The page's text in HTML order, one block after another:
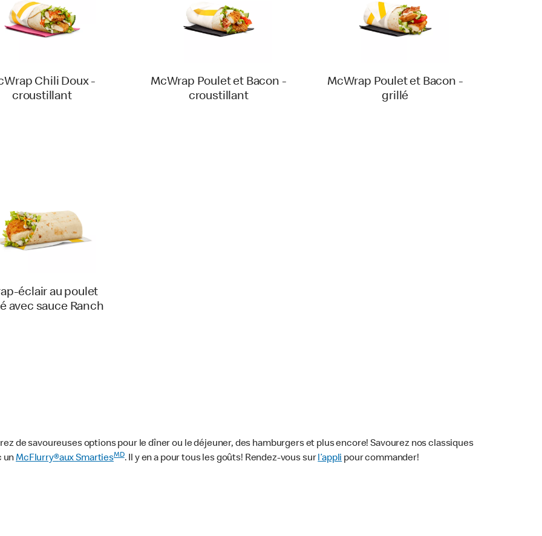
Chili Doux -
croustillant
McWrap Poulet et Bacon -
croustillant
McWrap Poulet et Bacon -
grillé
éclair au poulet
avec sauce Ranch
de savoureuses options pour le dîner ou le déjeuner, des hamburgers et plus encore! Savourez nos classiques
unMcFlurry®aux SmartiesMD. Il y en a pour tous les goûts! Rendez-vous surl’appli pour commander!